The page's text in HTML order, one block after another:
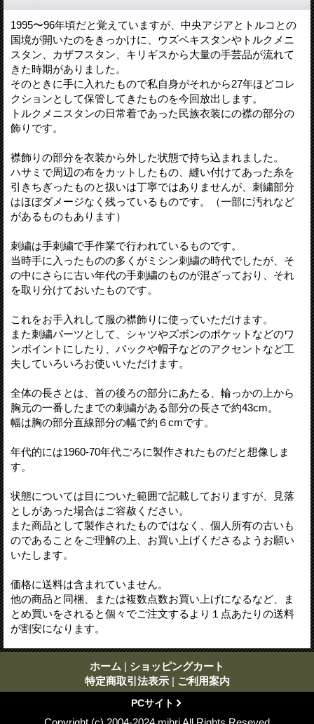
1995〜96年頃だと覚えていますが、中央アジアとトルコとの
国境が開いたのをきっかけに、ウズベキスタンやトルクメニ
スタン、カザフスタン、キリギスから大量の手芸品が流れて
きた時期がありました。
そのときに手に入れたもので私自身がそれから27年ほどコレ
クションとして保管してきたものを今回放出します。
トルクメニスタンの日常着であった民族衣装にの襟の部分の
飾りです。
襟飾りの部分を衣装から外した状態で持ち込まれました。
ハサミで周辺の布をカットしたもの、縫い付けてあった糸を
引きちぎったものと扱いは丁寧ではありませんが、刺繍部分
はほぼダメージなく残っているものです。（一部に汚れなど
があるものもあります）
刺繍は手刺繍で手作業で行われているものです。
当時手に入ったものの多くがミシン刺繍の時代でしたが、そ
の中にさらに古い年代の手刺繍のものが混ざっており、それ
を取り分けておいたものです。
これをお手入れして服の襟飾りに使っていただけます。
また刺繍パーツとして、シャツやズボンのポケットなどのワ
ンポイントにしたり、バックや帽子などのアクセントなど工
夫していろいろお使いいただけます。
全体の長さとは、首の後ろの部分にあたる、輪っかの上から
胸元の一番したまでの刺繍がある部分の長さで約43cm。
幅は胸の部分直線部分の幅で約６cmです。
年代的には1960-70年代ごろに製作されたものだと想像しま
す。
状態については目についた範囲で記載しておりますが、見落
としがあった場合はご容赦ください。
また商品として製作されたものではなく、個人所有の古いも
のであることをご理解の上、お買い上げくださるようお願い
いたします。
価格に送料は含まれていません。
他の商品と同梱、または複数点数お買い上げになるなど、ま
とめ買いをされると個々でご注文するより１点あたりの送料
が割安になります。
ホーム | ショッピングカート
特定商取引法表示 | ご利用案内
PCサイト